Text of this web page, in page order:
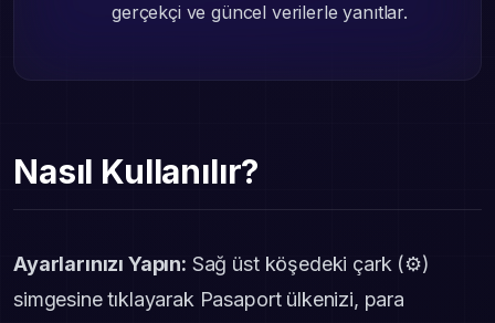
gerçekçi ve güncel verilerle yanıtlar.
Nasıl Kullanılır?
Ayarlarınızı Yapın: Sağ üst köşedeki çark (⚙️)
simgesine tıklayarak Pasaport ülkenizi, para